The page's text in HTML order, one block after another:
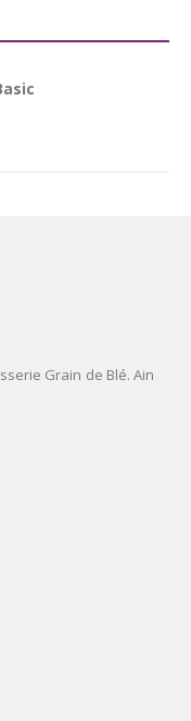
Grain de Blé. Ain